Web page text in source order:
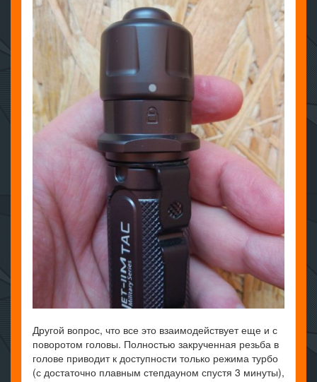
Другой вопрос, что все это взаимодействует еще и с
поворотом головы. Полностью закрученная резьба в
голове приводит к доступности только режима турбо
(с достаточно плавным степдауном спустя 3 минуты),